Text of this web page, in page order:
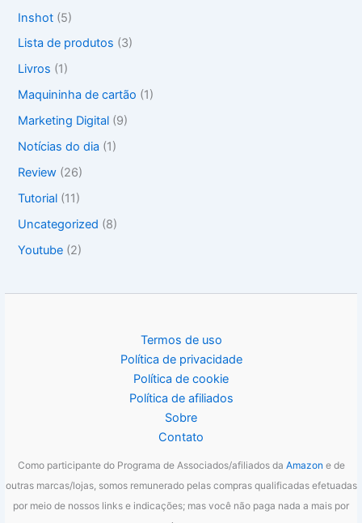
Inshot (5)
Lista de produtos (3)
Livros (1)
Maquininha de cartão (1)
Marketing Digital (9)
Notícias do dia (1)
Review (26)
Tutorial (11)
Uncategorized (8)
Youtube (2)
Termos de uso
Política de privacidade
Política de cookie
Política de afiliados
Sobre
Contato
Como participante do Programa de Associados/afiliados da Amazon e de
outras marcas/lojas, somos remunerado pelas compras qualificadas efetuadas
por meio de nossos links e indicações; mas você não paga nada a mais por